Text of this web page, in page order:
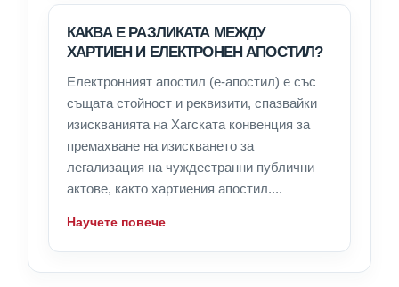
КАКВА Е РАЗЛИКАТА МЕЖДУ
ХАРТИЕН И ЕЛЕКТРОНЕН АПОСТИЛ?
Електронният апостил (е-апостил) е със
същата стойност и реквизити, спазвайки
изискванията на Хагската конвенция за
премахване на изискването за
легализация на чуждестранни публични
актове, както хартиения апостил....
Научете повече